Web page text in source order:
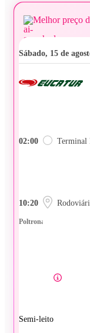
Melhor preço
sábado, 15 de
02:00 Terminal
10:20
Poltrona
Semi-leito